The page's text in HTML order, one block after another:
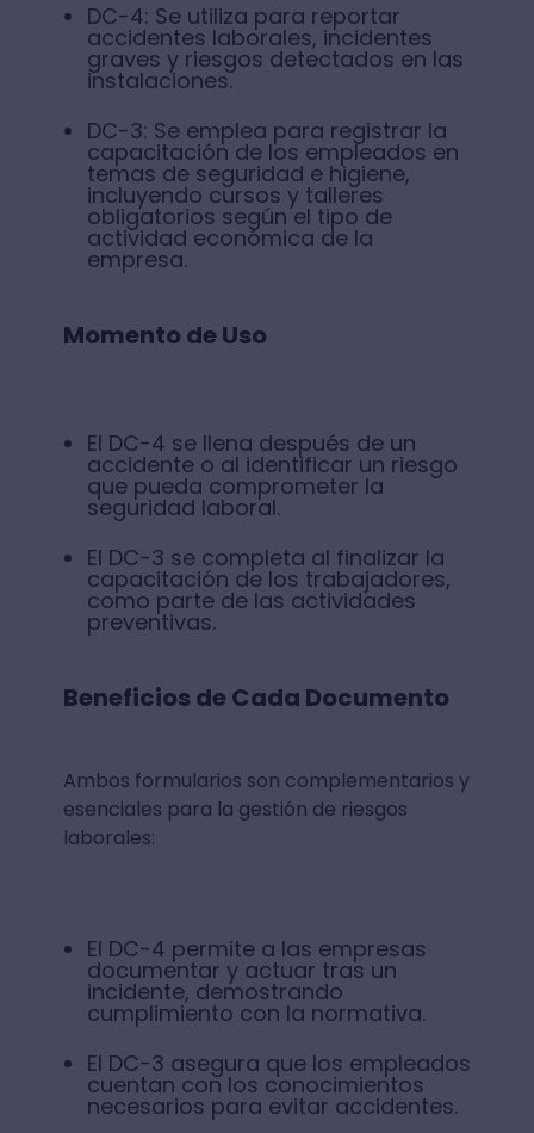
DC-4: Se utiliza para reportar
accidentes laborales, incidentes
graves y riesgos detectados en las
instalaciones.
DC-3: Se emplea para registrar la
capacitación de los empleados en
temas de seguridad e higiene,
incluyendo cursos y talleres
obligatorios según el tipo de
actividad económica de la
empresa.
Momento de Uso
El DC-4 se llena después de un
accidente o al identificar un riesgo
que pueda comprometer la
seguridad laboral.
El DC-3 se completa al finalizar la
capacitación de los trabajadores,
como parte de las actividades
preventivas.
Beneficios de Cada Documento
Ambos formularios son complementarios y
esenciales para la gestión de riesgos
laborales:
El DC-4 permite a las empresas
documentar y actuar tras un
incidente, demostrando
cumplimiento con la normativa.
El DC-3 asegura que los empleados
cuentan con los conocimientos
necesarios para evitar accidentes.